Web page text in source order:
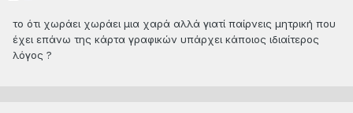
το ότι χωράει χωράει μια χαρά αλλά γιατί παίρνεις μητρική που
έχει επάνω της κάρτα γραφικών υπάρχει κάποιος ιδιαίτερος
λόγος ?